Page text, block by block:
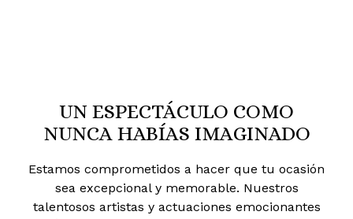
UN ESPECTÁCULO COMO
NUNCA HABÍAS IMAGINADO
Estamos comprometidos a hacer que tu ocasión
sea excepcional y memorable. Nuestros
talentosos artistas y actuaciones emocionantes